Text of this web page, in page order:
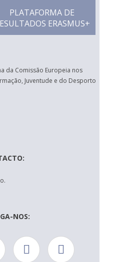
PLATAFORMA DE
ERASMUS+
da Comissão Europeia nos
Juventude e do Desporto
NOS: